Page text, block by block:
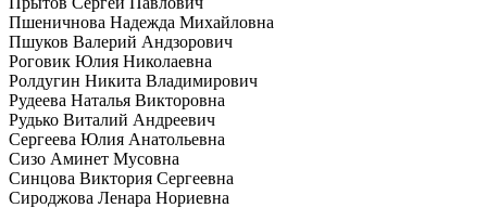
Пшеничнова Надежда Михайловна
Пшуков Валерий Андзорович
Роговик Юлия Николаевна
Ролдугин Никита Владимирович
Рудеева Наталья Викторовна
Рудько Виталий Андреевич
Сергеева Юлия Анатольевна
Сизо Аминет Мусовна
Синцова Виктория Сергеевна
Сироджова Ленара Нориевна